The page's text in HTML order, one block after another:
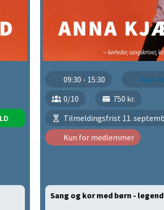
09:30 - 15:30
Faxe
0/10
750 kr.
Tilmeldingsfrist 11.
Kun for medlemmer
Sang og kor med børn -